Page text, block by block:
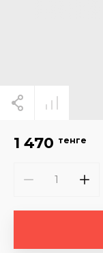
1 470 тенге